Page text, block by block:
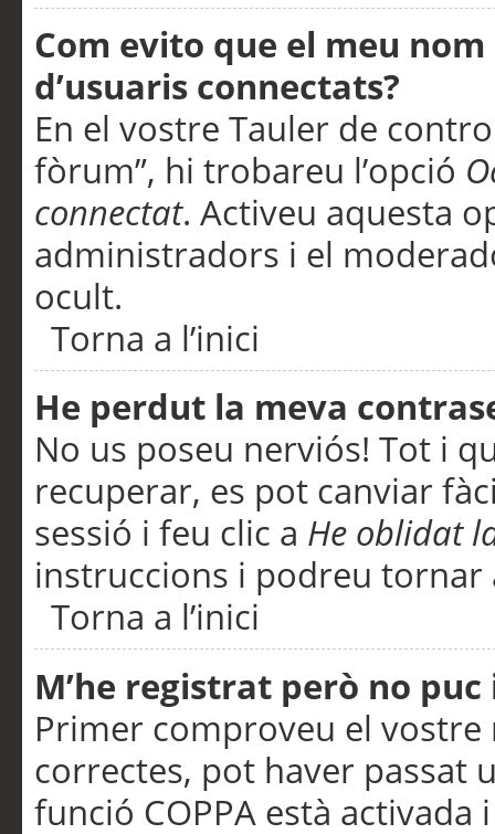
Com evito que el meu
d’usuaris connectats?
En el vostre Tauler de
fòrum”, hi trobareu l’opció
connectat. Activeu aquesta
administradors i el
ocult.
Torna a l’inici
He perdut la meva
No us poseu nerviós! Tot i
recuperar, es pot canviar
sessió i feu clic a He oblidat
instruccions i podreu tornar
Torna a l’inici
M’he registrat però no
Primer comproveu el vostre
correctes, pot haver passat
funció COPPA està